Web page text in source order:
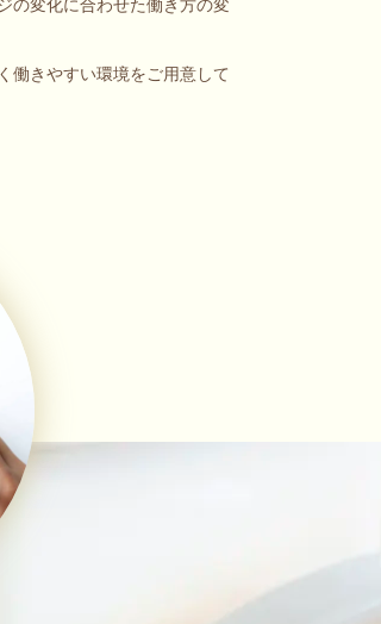
の変化に合わせた働き方の変
働きやすい環境をご用意して